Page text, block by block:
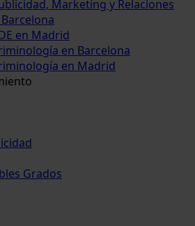
Marketing y Relaciones
en Madrid
en Barcelona
en Madrid
Grados